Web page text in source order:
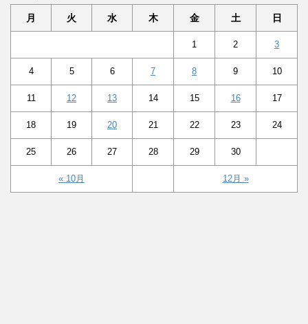
月 火 水 木 金 土 日
« 10月 12月 »
1 2 3
4 5 6 7 8 9 10
11 12 13 14 15 16 17
18 19 20 21 22 23 24
25 26 27 28 29 30